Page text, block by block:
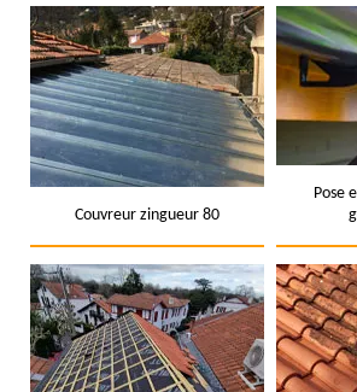
Couvreur zingueur 80
Pose